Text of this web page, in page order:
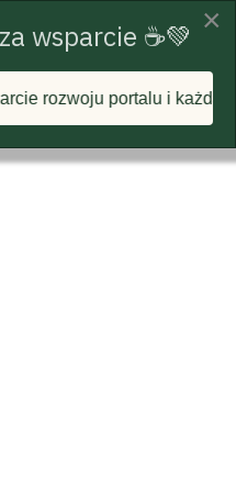
×
wsparcie ☕💚
każdą postawioną